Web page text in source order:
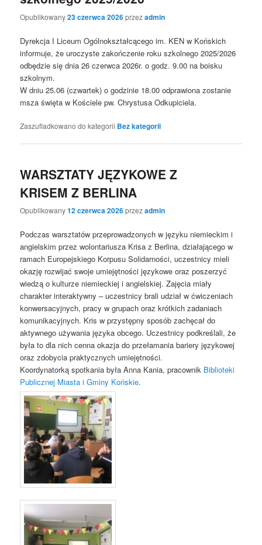
Opublikowany23 czerwca 2026przezadmin
Dyrekcja I Liceum Ogólnokształcącego im. KEN w Końskich
informuje, że uroczyste zakończenie roku szkolnego 2025/2026
odbędzie się dnia 26 czerwca 2026r. o godz. 9.00 na boisku
szkolnym.
W dniu 25.06 (czwartek) o godzinie 18.00 odprawiona zostanie
msza święta w Kościele pw. Chrystusa Odkupiciela.
Zaszufladkowano do kategorii Bez kategorii
WARSZTATY JĘZYKOWE Z
KRISEM Z BERLINA
Opublikowany12 czerwca 2026przezadmin
Podczas warsztatów przeprowadzonych w języku niemieckim i
angielskim przez wolontariusza Krisa z Berlina, działającego w
ramach Europejskiego Korpusu Solidarności, uczestnicy mieli
okazję rozwijać swoje umiejętności językowe oraz poszerzyć
wiedzą o kulturze niemieckiej i angielskiej. Zajęcia miały
charakter interaktywny – uczestnicy brali udział w ćwiczeniach
konwersacyjnych, pracy w grupach oraz krótkich zadaniach
komunikacyjnych. Kris w przystępny sposób zachęcał do
aktywnego używania języka obcego. Uczestnicy podkreślali, że
była to dla nich cenna okazja do przełamania bariery językowej
oraz zdobycia praktycznych umiejętności.
Koordynatorką spotkania była Anna Kania, pracownik Biblioteki
Publicznej Miasta i Gminy Końskie.